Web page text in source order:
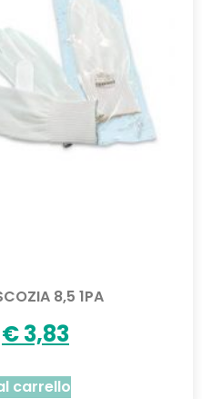
8,5 1PA
€3,83
carrello